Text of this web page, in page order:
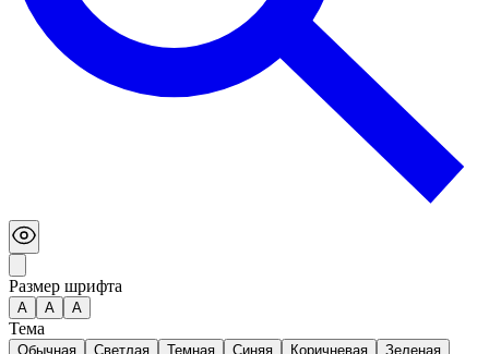
Размер шрифта
А A A
Тема
Обычная Светлая Темная Синяя Коричневая Зеленая